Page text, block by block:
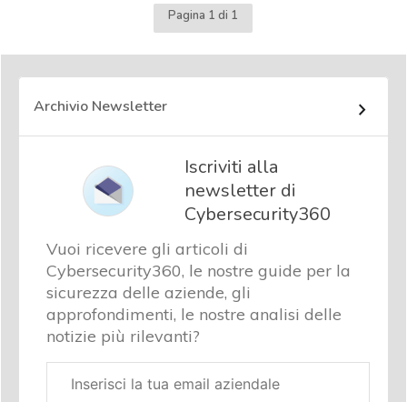
Pagina 1 di 1
Archivio Newsletter
Iscriviti alla
newsletter di
Cybersecurity360
Vuoi ricevere gli articoli di
Cybersecurity360, le nostre guide per la
sicurezza delle aziende, gli
approfondimenti, le nostre analisi delle
notizie più rilevanti?
aziendale